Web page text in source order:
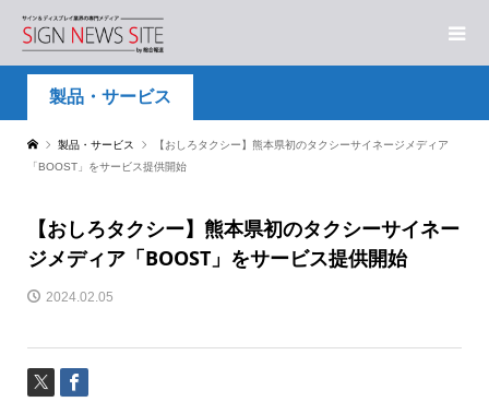
製品・サービス
製品・サービス
【おしろタクシー】熊本県初のタクシーサイネージメディア
「BOOST」をサービス提供開始
【おしろタクシー】熊本県初のタクシーサイネー
ジメディア「BOOST」をサービス提供開始
2024.02.05